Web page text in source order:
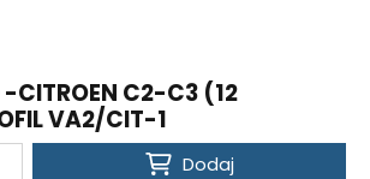
C2-C3 (12
VA2/CIT-1
Dodaj